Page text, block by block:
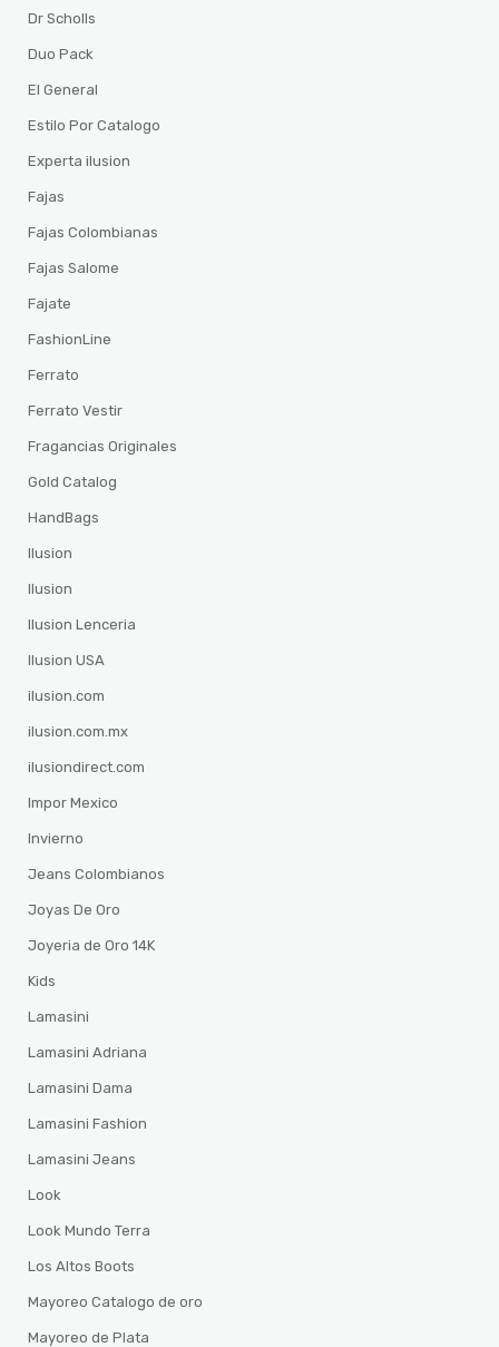
Dr Scholls
Duo Pack
El General
Estilo Por Catalogo
Experta ilusion
Fajas
Fajas Colombianas
Fajas Salome
Fajate
FashionLine
Ferrato
Ferrato Vestir
Fragancias Originales
Gold Catalog
HandBags
Ilusion
Ilusion
Ilusion Lenceria
Ilusion USA
ilusion.com
ilusion.com.mx
ilusiondirect.com
Impor Mexico
Invierno
Jeans Colombianos
Joyas De Oro
Joyeria de Oro 14K
Kids
Lamasini
Lamasini Adriana
Lamasini Dama
Lamasini Fashion
Lamasini Jeans
Look
Look Mundo Terra
Los Altos Boots
Mayoreo Catalogo de oro
Mayoreo de Plata